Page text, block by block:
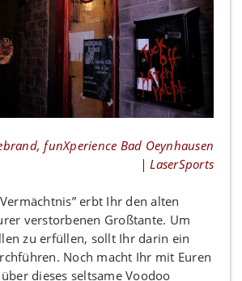
funXperience Bad Oeynhausen
| LaserSports
erbt Ihr den alten
verstorbenen Großtante. Um
zu erfüllen, sollt Ihr darin ein
Noch macht Ihr mit Euren
dieses seltsame Voodoo